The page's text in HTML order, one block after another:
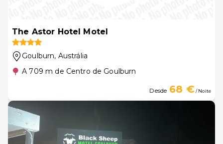
The Astor Hotel Motel
Goulburn, Austrália
A 709 m de Centro de Goulburn
Desde 68 €/ Noite